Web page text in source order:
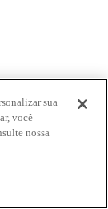
sua
você
nossa